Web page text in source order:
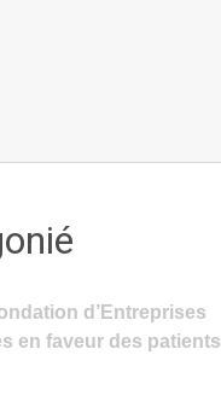
d’Entreprises
en faveur des patients